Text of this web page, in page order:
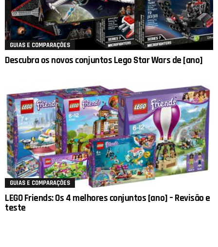
GUIAS E COMPARAÇÕES
Descubra os novos conjuntos Lego Star Wars de [ano]
GUIAS E COMPARAÇÕES
LEGO Friends: Os 4 melhores conjuntos [ano] – Revisão e
teste